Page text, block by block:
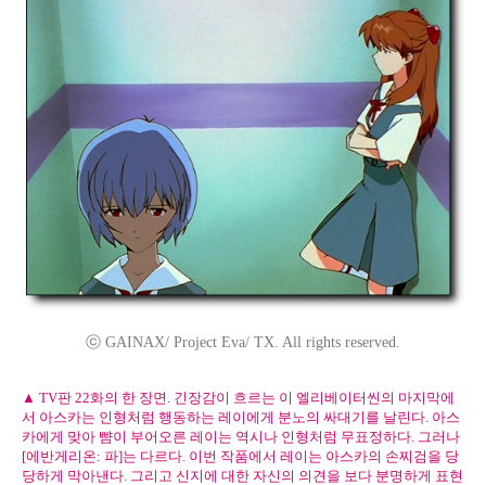
ⓒ GAINAX/ Project Eva/ TX. All rights reserved.
▲ TV판 22화의 한 장면. 긴장감이 흐르는 이 엘리베이터씬의 마지막에
서 아스카는 인형처럼 행동하는 레이에게 분노의 싸대기를 날린다. 아스
카에게 맞아 뺨이 부어오른 레이는 역시나 인형처럼 무표정하다. 그러나
[에반게리온: 파]는 다르다. 이번 작품에서 레이는 아스카의 손찌검을 당
당하게 막아낸다. 그리고 신지에 대한 자신의 의견을 보다 분명하게 표현